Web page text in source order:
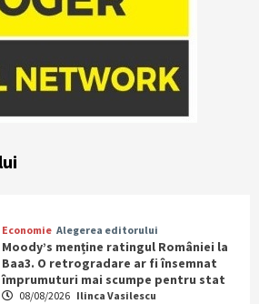
Economie Alegerea editorului
Moody’s menține ratingul României la
Baa3. O retrogradare ar fi însemnat
împrumuturi mai scumpe pentru stat
08/08/2026 Ilinca Vasilescu